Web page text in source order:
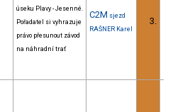
úseku Plavy - Jesenné.
Pořadatel si vyhrazuje
právo přesunout závod
na náhradní trať
C2M sjezd
RAŠNER Karel
3.